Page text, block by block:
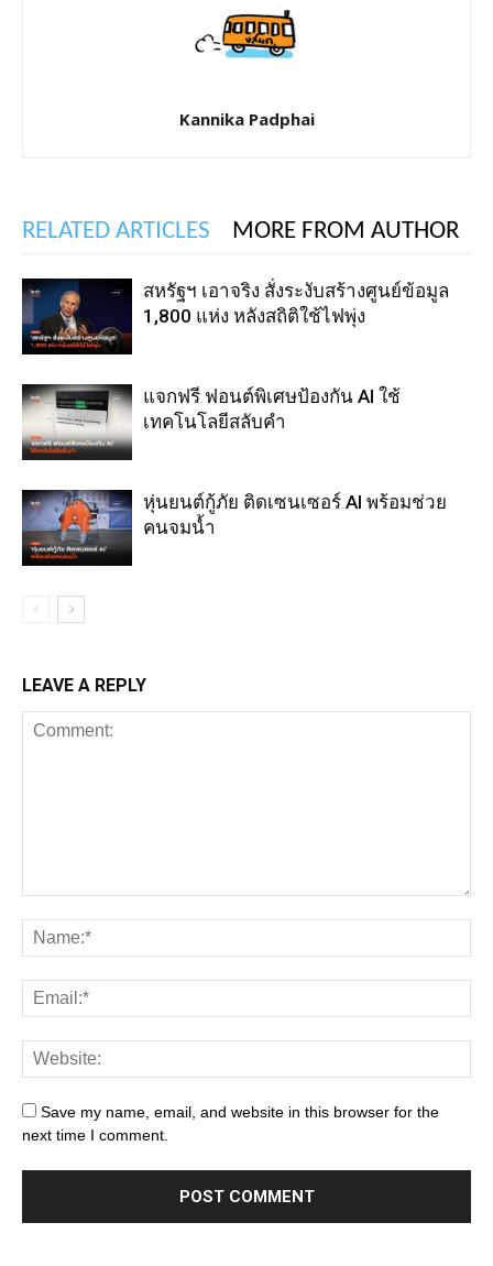
Kannika Padphai
RELATED ARTICLES MORE FROM AUTHOR
สหรัฐฯ เอาจริง สั่งระงับสร้างศูนย์ข้อมูล
1,800 แห่ง หลังสถิติใช้ไฟพุ่ง
แจกฟรี ฟอนต์พิเศษป้องกัน AI ใช้
เทคโนโลยีสลับคำ
หุ่นยนต์กู้ภัย ติดเซนเซอร์ AI พร้อมช่วย
คนจมน้ำ
LEAVE A REPLY
Save my name, email, and website in this browser for the
next time I comment.